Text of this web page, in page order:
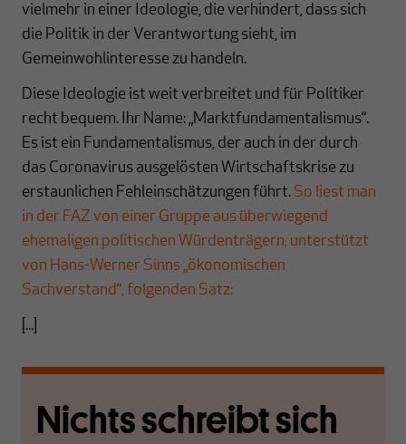
vielmehr in einer Ideologie, die verhindert, dass sich
die Politik in der Verantwortung sieht, im
Gemeinwohlinteresse zu handeln.
Diese Ideologie ist weit verbreitet und für Politiker
recht bequem. Ihr Name: „Marktfundamentalismus“.
Es ist ein Fundamentalismus, der auch in der durch
das Coronavirus ausgelösten Wirtschaftskrise zu
erstaunlichen Fehleinschätzungen führt. So liest man
in der FAZ von einer Gruppe aus überwiegend
ehemaligen politischen Würdenträgern, unterstützt
von Hans-Werner Sinns „ökonomischen
Sachverstand“, folgenden Satz:
[...]
Nichts schreibt sich